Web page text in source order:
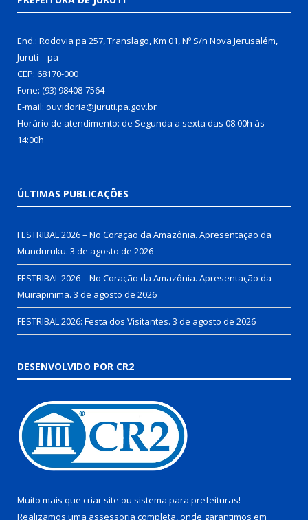
End.: Rodovia pa 257, Translago, Km 01, Nº S/n Nova Jerusalém,
Juruti – pa
CEP: 68170-000
Fone: (93) 98408-7564
E-mail: ouvidoria@juruti.pa.gov.br
Horário de atendimento: de Segunda a sexta das 08:00h às
14:00h
ÚLTIMAS PUBLICAÇÕES
FESTRIBAL 2026 – No Coração da Amazônia. Apresentação da
Munduruku. 3 de agosto de 2026
FESTRIBAL 2026 – No Coração da Amazônia. Apresentação da
Muirapinima. 3 de agosto de 2026
FESTRIBAL 2026: Festa dos Visitantes. 3 de agosto de 2026
DESENVOLVIDO POR CR2
Muito mais que criar site ou sistema para prefeituras!
Realizamos uma assessoria completa, onde garantimos em